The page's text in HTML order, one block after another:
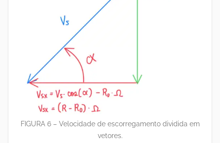
FIGURA 6 – Velocidade de escorregamento dividida em
vetores.